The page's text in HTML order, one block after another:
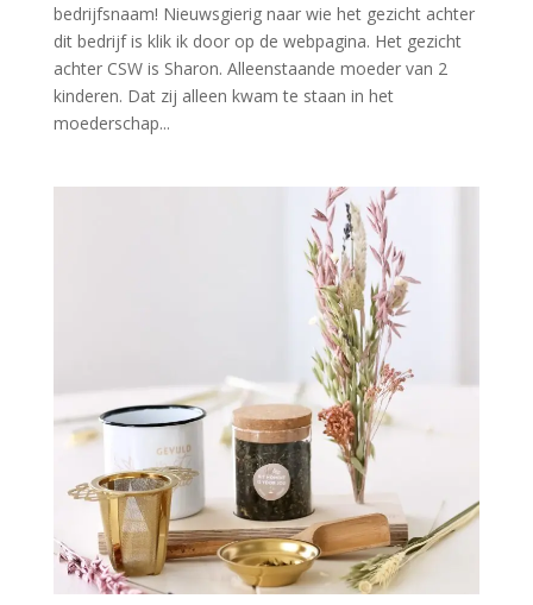
bedrijfsnaam! Nieuwsgierig naar wie het gezicht achter
dit bedrijf is klik ik door op de webpagina. Het gezicht
achter CSW is Sharon. Alleenstaande moeder van 2
kinderen. Dat zij alleen kwam te staan in het
moederschap...